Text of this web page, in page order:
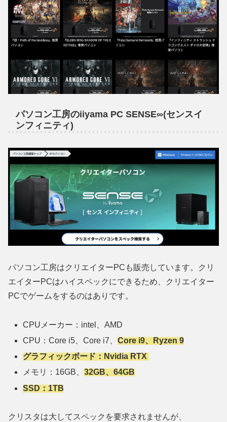
パソコン工房のiiyama PC SENSE∞(センスイ
ンフィニティ)
パソコン工房はクリエイターPCも販売しています。クリ
エイターPCはハイスペックにできるため、クリエイター
PCでゲームをするのはありです。
CPUメーカー：intel、AMD
CPU：Core i5、Core i7、Core i9、Ryzen 9
グラフィックボード：Nvidia RTX
メモリ：16GB、32GB、64GB
SSD：1TB
クリスタは大してスペックを要求されませんが、